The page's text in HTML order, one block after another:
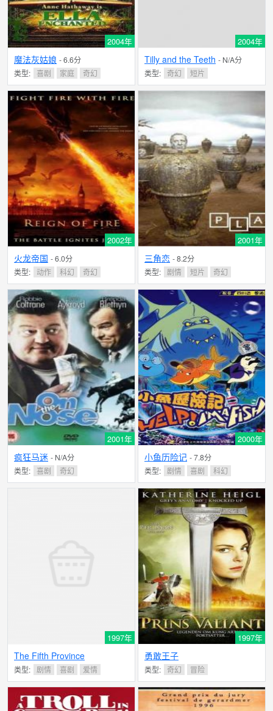
2004年
魔法灰姑娘 - 6.6分
类型: 喜剧 家庭 奇幻
2004年
Tilly and the Teeth - N/A分
类型: 奇幻 短片
2002年
火龙帝国 - 6.0分
类型:
动作 科幻 奇幻
2001年
三角恋 - 8.2分
类型: 剧情 短片 奇幻
2001年
疯狂马迷 - N/A分
类型: 喜剧 奇幻
2000年
小鱼历险记 - 7.8分
类型: 剧情 喜剧 科幻
1997年
The Fifth Province
类型: 剧情 喜剧 爱情
1997年
勇敢王子
类型: 奇幻 冒险